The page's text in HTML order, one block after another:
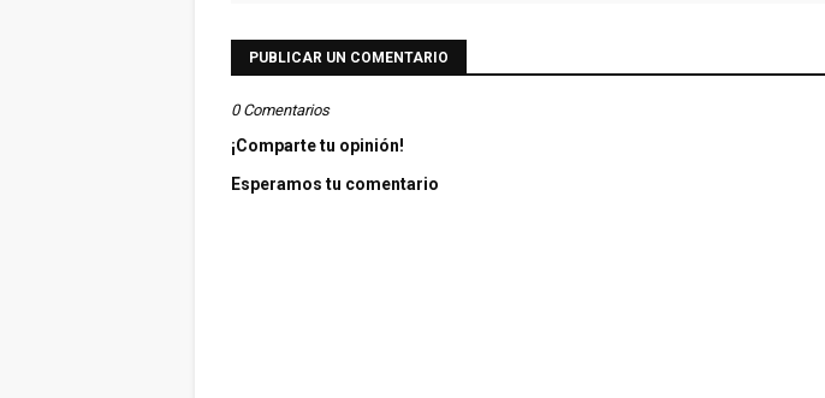
PUBLICAR UN COMENTARIO
0 Comentarios
¡Comparte tu opinión!
Esperamos tu comentario